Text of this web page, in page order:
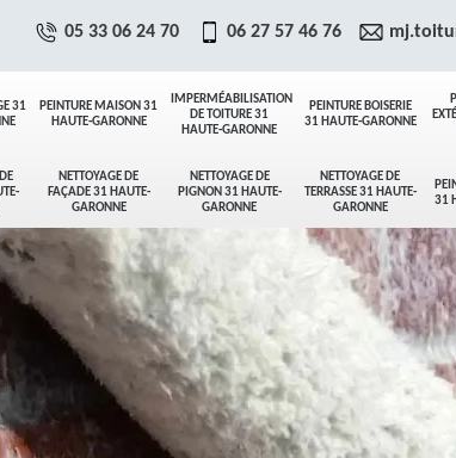
31
PEINTURE MAISON 31
HAUTE-GARONNE
IMPERMÉABILISATION
DE TOITURE 31
HAUTE-GARONNE
PEINTURE BOISERIE
31 HAUTE-GARONNE
NETTOYAGE DE
FAÇADE 31 HAUTE-
GARONNE
NETTOYAGE DE
PIGNON 31 HAUTE-
GARONNE
NETTOYAGE DE
TERRASSE 31 HAUTE-
GARONNE
31
05 33 06 24 70 06 27 57 46 76